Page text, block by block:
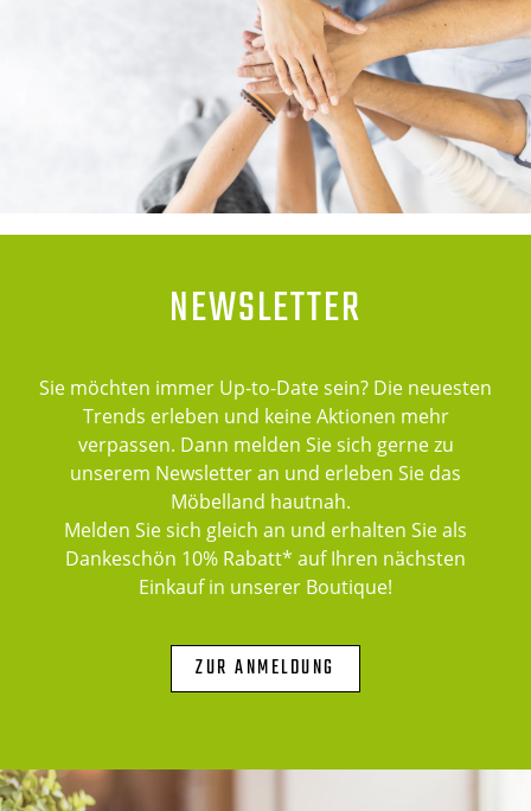
NEWSLETTER
Sie möchten immer Up-to-Date sein? Die neuesten
Trends erleben und keine Aktionen mehr
verpassen. Dann melden Sie sich gerne zu
unserem Newsletter an und erleben Sie das
Möbelland hautnah.
Melden Sie sich gleich an und erhalten Sie als
Dankeschön 10% Rabatt* auf Ihren nächsten
Einkauf in unserer Boutique!
ZUR ANMELDUNG